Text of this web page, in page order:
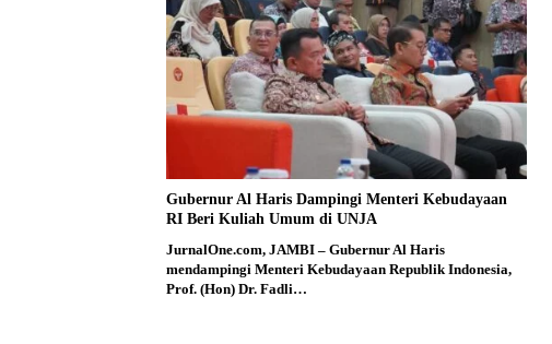
Gubernur Al Haris Dampingi Menteri Kebudayaan
RI Beri Kuliah Umum di UNJA
JurnalOne.com, JAMBI – Gubernur Al Haris
mendampingi Menteri Kebudayaan Republik Indonesia,
Prof. (Hon) Dr. Fadli…